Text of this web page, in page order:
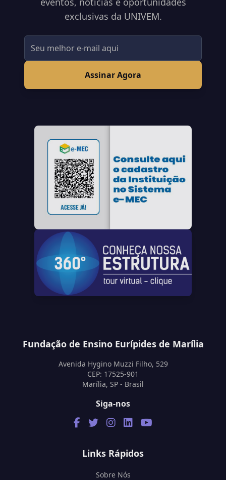
exclusivas da UNIVEM.
Assinar Agora
Fundação de Ensino Eurípides de Marília
Avenida Hygino Muzzi Filho, 529
CEP: 17525-901
Marília, SP - Brasil
Siga-nos
Links Rápidos
Sobre Nós